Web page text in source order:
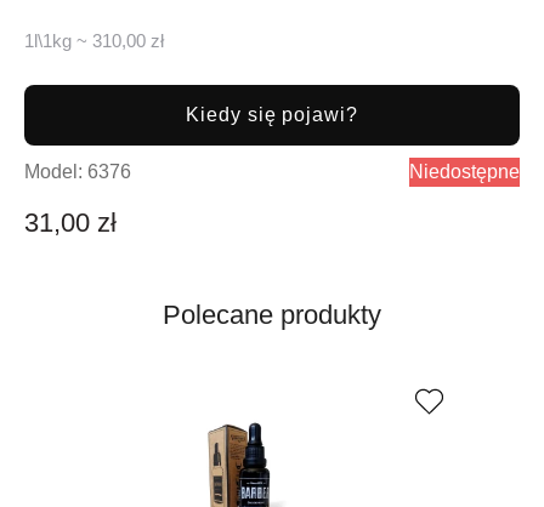
Niedostępne
Model: 6376
31,00 zł
1l\1kg ~ 310,00 zł
Kiedy się pojawi?
Polecane produkty